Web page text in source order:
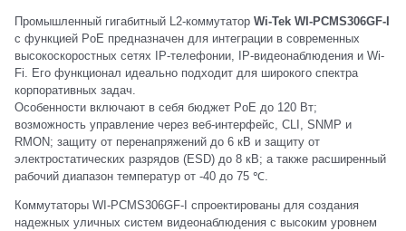
Промышленный гигабитный L2-коммутатор Wi-Tek WI-PCMS306GF-I
с функцией PoE предназначен для интеграции в современных
высокоскоростных сетях IP-телефонии, IP-видеонаблюдения и Wi-
Fi. Его функционал идеально подходит для широкого спектра
корпоративных задач.
Особенности включают в себя бюджет PoE до 120 Вт;
возможность управление через веб-интерфейс, CLI, SNMP и
RMON; защиту от перенапряжений до 6 кВ и защиту от
электростатических разрядов (ESD) до 8 кВ; а также расширенный
рабочий диапазон температур от -40 до 75 ℃.
Коммутаторы WI-PCMS306GF-I спроектированы для создания
надежных уличных систем видеонаблюдения с высоким уровнем